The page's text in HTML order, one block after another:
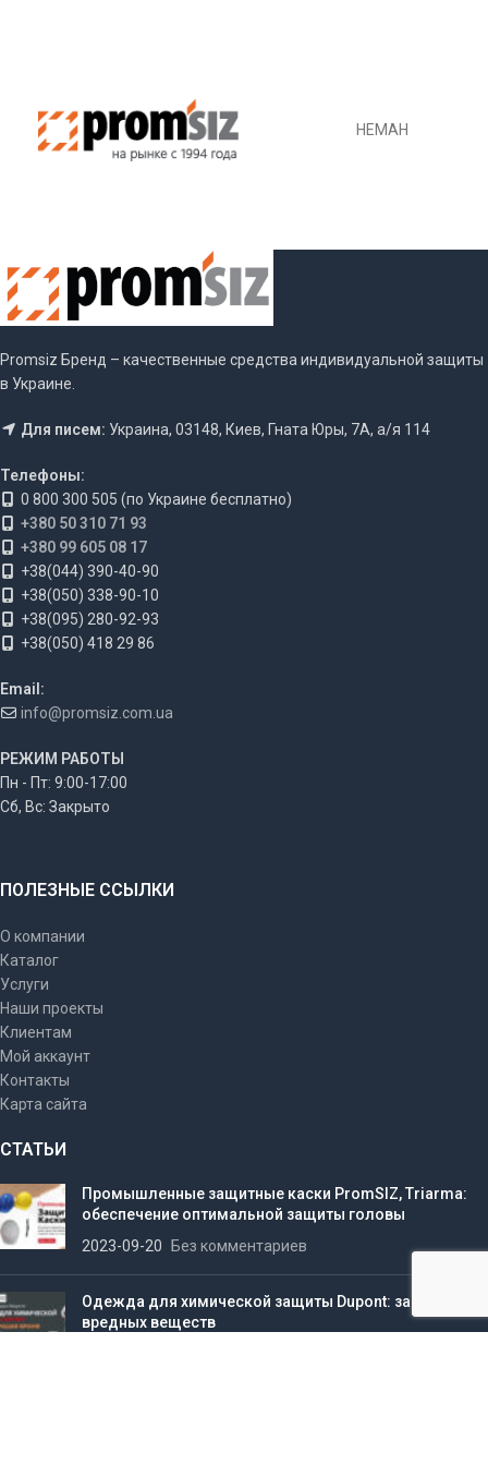
НЕМАН
Promsiz Бренд – качественные средства индивидуальной защиты
в Украине.
Для писем: Украина, 03148, Киев, Гната Юры, 7А, а/я 114
Телефоны:
0 800 300 505 (по Украине бесплатно)
+380 50 310 71 93
+380 99 605 08 17
+38(044) 390-40-90
+38(050) 338-90-10
+38(095) 280-92-93
+38(050) 418 29 86
Email:
info@promsiz.com.ua
РЕЖИМ РАБОТЫ
Пн - Пт: 9:00-17:00
Сб, Вс: Закрыто
ПОЛЕЗНЫЕ ССЫЛКИ
О компании
Каталог
Услуги
Наши проекты
Клиентам
Мой аккаунт
Контакты
Карта сайта
СТАТЬИ
Промышленные защитные каски PromSIZ, Triarma:
обеспечение оптимальной защиты головы
2023-09-20
Без комментариев
Одежда для химической защиты Dupont: защита от
вредных веществ